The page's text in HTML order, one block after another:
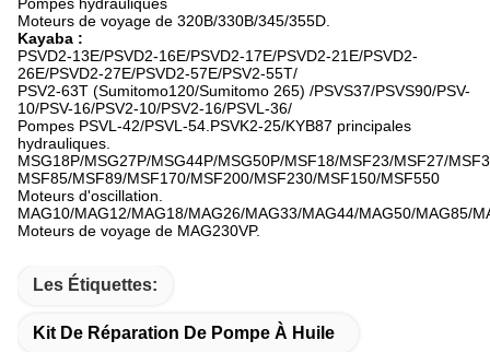
Moteurs de voyage de 320B/330B/345/355D.
Kayaba :
PSVD2-13E/PSVD2-16E/PSVD2-17E/PSVD2-21E/PSVD2-
26E/PSVD2-27E/PSVD2-57E/PSV2-55T/
PSV2-63T (Sumitomo120/Sumitomo 265) /PSVS37/PSVS90/PSV-
10/PSV-16/PSV2-10/PSV2-16/PSVL-36/
Pompes PSVL-42/PSVL-54.PSVK2-25/KYB87 principales
hydrauliques.
MSG18P/MSG27P/MSG44P/MSG50P/MSF18/MSF23/MSF27/
MSF85/MSF89/MSF170/MSF200/MSF230/MSF150/MSF550
Moteurs d'oscillation.
MAG10/MAG12/MAG18/MAG26/MAG33/MAG44/MAG50/MAG85/
Moteurs de voyage de MAG230VP.
Les Étiquettes:
Kit De Réparation De Pompe À Huile